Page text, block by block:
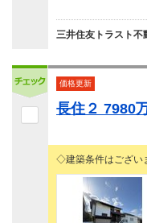
三井住友トラスト不
価格更新
長住２ 7980
◇建築条件はござい